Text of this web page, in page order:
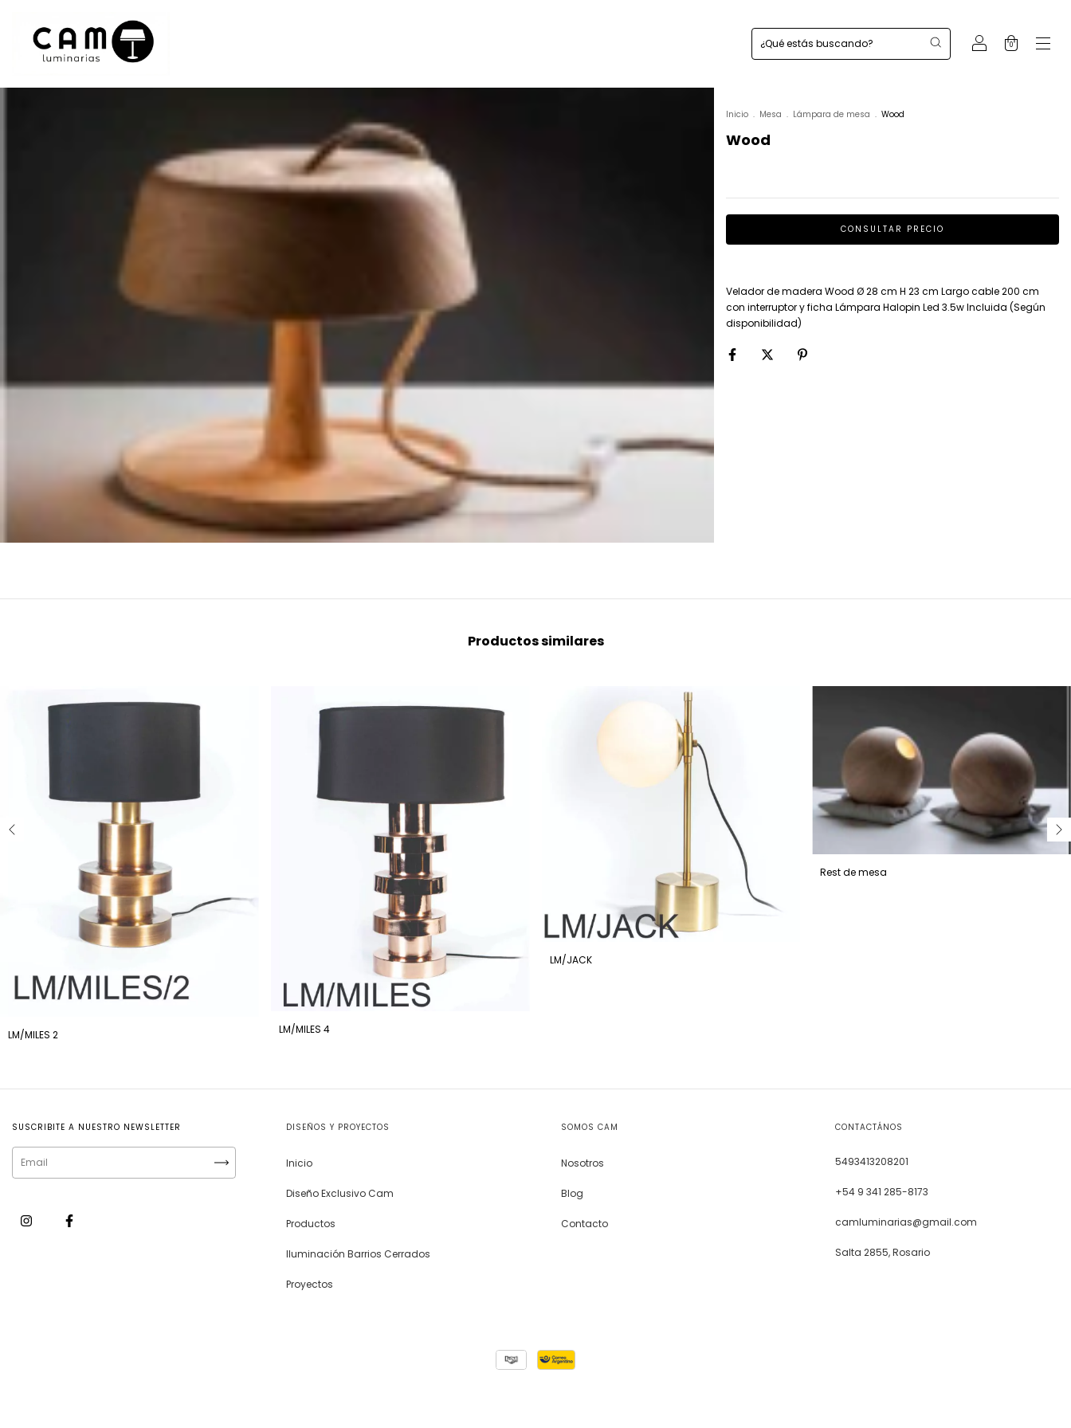
0
Inicio . Mesa . Lámpara de mesa . Wood
Wood
Velador de madera Wood Ø 28 cm H 23 cm Largo cable 200 cm
con interruptor y ficha Lámpara Halopin Led 3.5w Incluida (Según
disponibilidad)
Productos similares
LM/MILES 2 LM/MILES 4
LM/JACK
Rest de mesa
SUSCRIBITE A NUESTRO NEWSLETTER DISEÑOS Y PROYECTOS
Inicio
Diseño Exclusivo Cam
Productos
Iluminación Barrios Cerrados
Proyectos
SOMOS CAM
Nosotros
Blog
Contacto
CONTACTÁNOS
5493413208201
+54 9 341 285-8173
camluminarias@gmail.com
Salta 2855, Rosario